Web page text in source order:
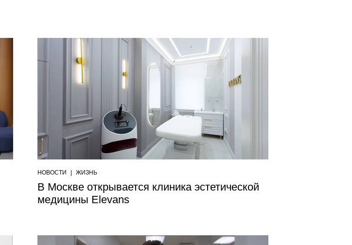
НОВОСТИ ЖИЗНЬ
В Москве открывается клиника эстетической
медицины Elevans